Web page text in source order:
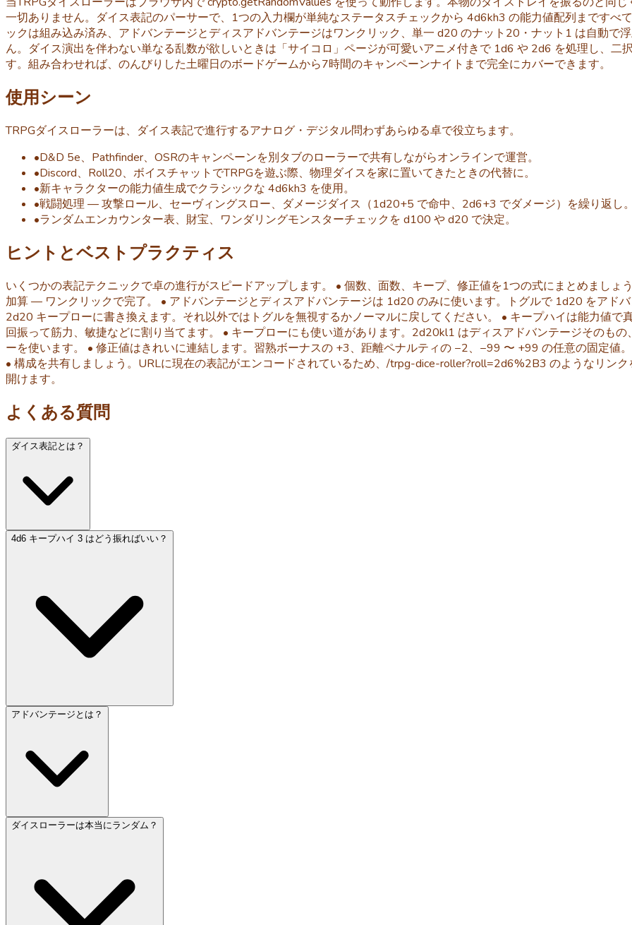
一切ありません。ダイス表記のパーサーで、1つの入力欄が単純なステータスチェックから 4d6kh3 の能力値配列まですべ
ックは組み込み済み、アドバンテージとディスアドバンテージはワンクリック、単一 d20 のナット20・ナット1 は自動で
ん。ダイス演出を伴わない単なる乱数が欲しいときは「サイコロ」ページが可愛いアニメ付きで 1d6 や 2d6 を処理し、二
す。組み合わせれば、のんびりした土曜日のボードゲームから7時間のキャンペーンナイトまで完全にカバーできます。
使用シーン
TRPGダイスローラーは、ダイス表記で進行するアナログ・デジタル問わずあらゆる卓で役立ちます。
•D&D 5e、Pathfinder、OSRのキャンペーンを別タブのローラーで共有しながらオンラインで運営。
•Discord、Roll20、ボイスチャットでTRPGを遊ぶ際、物理ダイスを家に置いてきたときの代替に。
•新キャラクターの能力値生成でクラシックな 4d6kh3 を使用。
•戦闘処理 — 攻撃ロール、セーヴィングスロー、ダメージダイス（1d20+5 で命中、2d6+3 でダメージ）を繰り返し。
•ランダムエンカウンター表、財宝、ワンダリングモンスターチェックを d100 や d20 で決定。
ヒントとベストプラクティス
いくつかの表記テクニックで卓の進行がスピードアップします。 • 個数、面数、キープ、修正値を1つの式にまとめまし
加算 — ワンクリックで完了。 • アドバンテージとディスアドバンテージは 1d20 のみに使います。トグルで 1d20 をアド
2d20 キープローに書き換えます。それ以外ではトグルを無視するかノーマルに戻してください。 • キープハイは能力値
回振って筋力、敏捷などに割り当てます。 • キープローにも使い道があります。2d20kl1 はディスアドバンテージそのも
ーを使います。 • 修正値はきれいに連結します。習熟ボーナスの +3、距離ペナルティの −2、−99 〜 +99 の任意の固定値
• 構成を共有しましょう。URLに現在の表記がエンコードされているため、/trpg-dice-roller?roll=2d6%2B3 のようなリン
開けます。
よくある質問
ダイス表記とは？
4d6 キープハイ 3 はどう振ればいい？
アドバンテージとは？
ダイスローラーは本当にランダム？